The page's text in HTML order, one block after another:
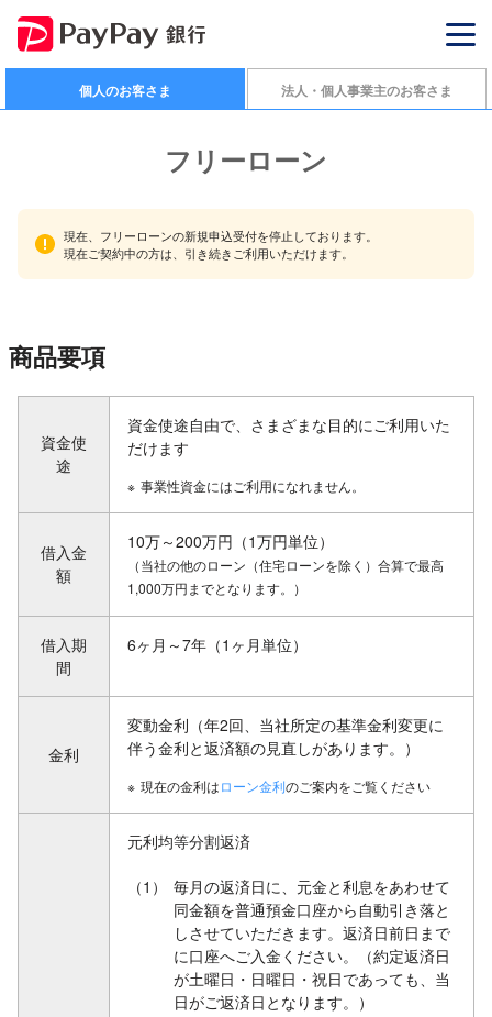
個人のお客さま 法人・個人事業主のお客さま
フリーローン
現在、フリーローンの新規申込受付を停止しております。
現在ご契約中の方は、引き続きご利用いただけます。
商品要項
資金使
途
資金使途自由で、さまざまな目的にご利用いた
だけます
※ 事業性資金にはご利用になれません。
借入金
額
10万～200万円（1万円単位）
（当社の他のローン（住宅ローンを除く）合算で最高
1,000万円までとなります。）
借入期
間
6ヶ月～7年（1ヶ月単位）
金利
変動金利（年2回、当社所定の基準金利変更に
伴う金利と返済額の見直しがあります。）
※ 現在の金利はローン金利のご案内をご覧ください
元利均等分割返済
（1）
毎月の返済日に、元金と利息をあわせて
同金額を普通預金口座から自動引き落と
しさせていただきます。返済日前日まで
に口座へご入金ください。（約定返済日
が土曜日・日曜日・祝日であっても、当
日がご返済日となります。）